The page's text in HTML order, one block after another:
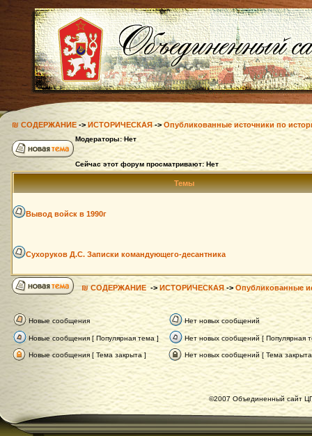
₪ СОДЕРЖАНИЕ-> ИСТОРИЧЕСКАЯ->Опубликованные источники по
Модераторы: Нет
Сейчас этот форум просматривают: Нет
Темы
Вывод войск в 1990г
Сухоруков Д.С. Записки командующего-десантника
₪ СОДЕРЖАНИЕ -> ИСТОРИЧЕСКАЯ-> Опубликованные
Новые сообщения Нет новых сообщений
Новые сообщения [ Популярная тема ] Нет новых сообщений [ Популярная
Новые сообщения [ Тема закрыта ] Нет новых сообщений [ Тема
©2007 Объединенный сайт